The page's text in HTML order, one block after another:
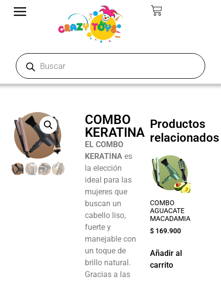
COMBO
KERATINA
EL COMBO
KERATINA es
la elección
ideal para las
mujeres que
buscan un
cabello liso,
fuerte y
manejable con
un toque de
brillo natural.
Gracias a las
Productos
relacionados
COMBO
AGUACATE
MACADAMIA
$169.900
Añadir al
carrito